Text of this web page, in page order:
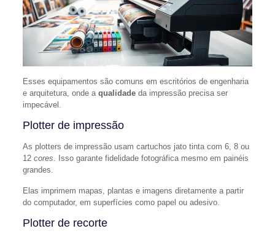
Esses equipamentos são comuns em escritórios de engenharia
e arquitetura, onde a qualidadeda impressão precisa ser
impecável.
Plotter de impressão
As plotters de impressão usam cartuchos jato tinta com 6, 8 ou
12 cores. Isso garante fidelidade fotográfica mesmo em painéis
grandes.
Elas imprimem mapas, plantas e imagens diretamente a partir
do computador, em superfícies como papel ou adesivo.
Plotter de recorte